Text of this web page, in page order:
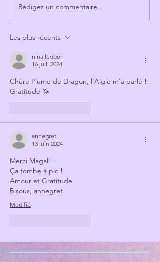
Rédigez un commentaire...
Les plus récents
nina.leobon
16 juil. 2024
Chère Plume de Dragon, l'Aigle m'a parlé !
Gratitude 🦄
annegret
13 juin 2024
Merci Magali !
Ça tombe à pic !
Amour et Gratitude
Bisous, annegret
Modifié